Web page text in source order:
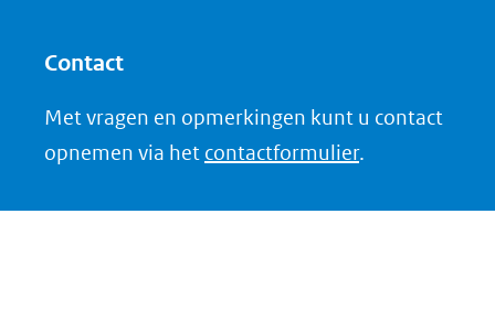
(verwijst
naar
Contact
Met vragen en opmerkingen kunt u contact
opnemen via het contactformulier.